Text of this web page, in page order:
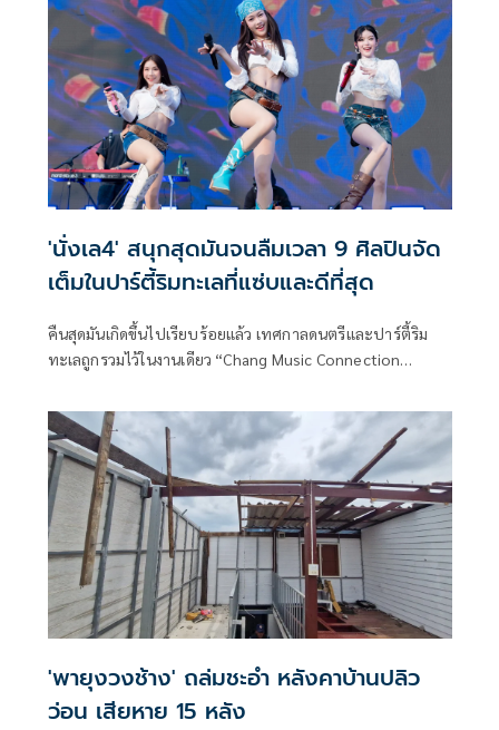
'นั่งเล4' สนุกสุดมันจนลืมเวลา 9 ศิลปินจัด
เต็มในปาร์ตี้ริมทะเลที่แซ่บและดีที่สุด
คืนสุดมันเกิดขึ้นไปเรียบร้อยแล้ว เทศกาลดนตรีและปาร์ตี้ริม
ทะเลถูกรวมไว้ในงานเดียว “Chang Music Connection
เทศกาลดนตรีและปาร์ตี้ริมทะเล บิกินี่บีชแซ่บที่สุด ในวันเสาร์ที่
22 มีนาคม 2568 ที่ TRIPLE TREE BEACH (ใกล้ครัวเม็ดทราย)
อำเภอชะอำ จังหวัดเพชรบุรี ที่ผ่านมา
'พายุงวงช้าง' ถล่มชะอำ หลังคาบ้านปลิว
ว่อน เสียหาย 15 หลัง